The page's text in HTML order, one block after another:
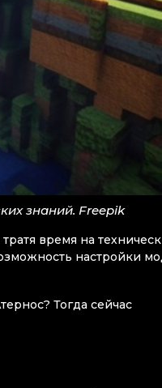
знаний. Freepik
время на
настройки
Тогда сейчас